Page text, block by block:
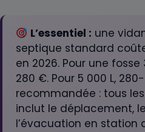
L’essentiel : une
septique standard
en 2026. Pour une
280 €. Pour 5 000 L,
recommandée : tous
inclut le déplacement,
l’évacuation en station